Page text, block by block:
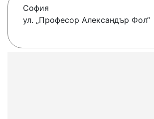
София
ул. „Професор Александър Фол“